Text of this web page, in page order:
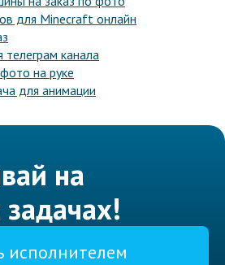
для Minecraft онлайн
канала
на руке
для анимации
на
исполнителем